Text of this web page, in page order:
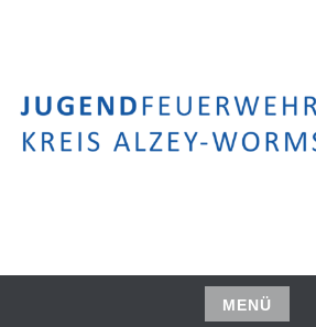
KJF ALZEY-WORMS
MENÜ